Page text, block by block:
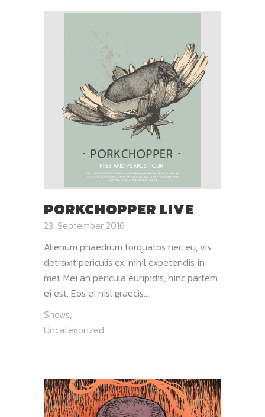
PORKCHOPPER LIVE
23. September 2016
Alienum phaedrum torquatos nec eu, vis
detraxit periculis ex, nihil expetendis in
mei. Mei an pericula euripidis, hinc partem
ei est. Eos ei nisl graecis....
Shows,
Uncategorized